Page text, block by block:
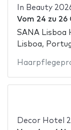
In Beauty
Vom 24 zu 26
SANA Lisboa
Lisboa,
Decor Hotel